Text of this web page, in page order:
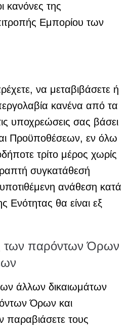
κανόνες της
Εμπορίου των
να μεταβιβάσετε ή
κανένα από τα
υποχρεώσεις σας βάσει
Προϋποθέσεων, εν όλω
τρίτο μέρος χωρίς
συγκατάθεσή
ανάθεση κατά
Ενότητας θα είναι εξ
των παρόντων Όρων
άλλων δικαιωμάτων
Όρων και
τους